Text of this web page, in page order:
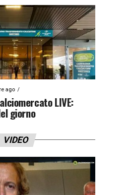
ago
LIVE:
giorno
VIDEO